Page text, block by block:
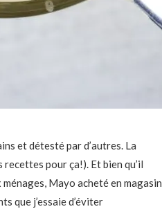
et détesté par d’autres. La
pour ça!). Et bien qu’il
Mayo acheté en magasin
que j’essaie d’éviter